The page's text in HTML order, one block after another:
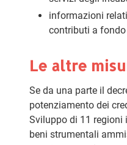
informazioni
contributi a
Le altre
Se da una parte il
potenziamento dei
Sviluppo di 11 regioni
beni strumentali